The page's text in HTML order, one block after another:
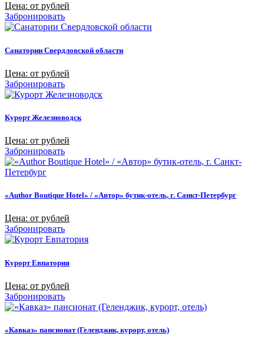
Цена: от рублей
Забронировать
Санатории Свердловской области
Цена: от рублей
Забронировать
Курорт Железноводск
Цена: от рублей
Забронировать
«Author Boutique Hotel» / «Автор» бутик-отель, г. Санкт-Петербург
Цена: от рублей
Забронировать
Курорт Евпатория
Цена: от рублей
Забронировать
«Кавказ» пансионат (Геленджик, курорт, отель)